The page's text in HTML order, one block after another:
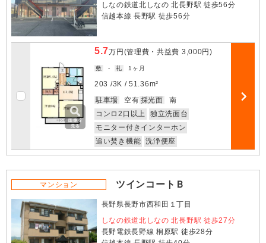
しなの鉄道北しなの 北長野駅 徒歩56分
信越本線 長野駅 徒歩56分
5.7万円 (管理費・共益費 3,000円)
敷 - 礼 1ヶ月
203 /3K /51.36m²
駐車場
空有 採光面
南
コンロ2口以上
独立洗面台
モニター付きインターホン
追い焚き機能 洗浄便座
マンション ツインコートＢ
長野県長野市西和田１丁目
しなの鉄道北しなの 北長野駅 徒歩27分
長野電鉄長野線 桐原駅 徒歩28分